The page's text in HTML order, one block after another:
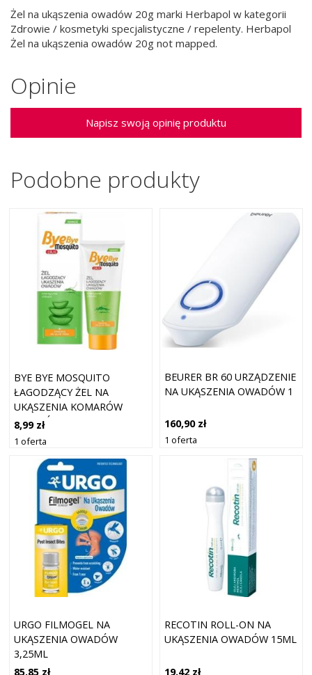
Żel na ukąszenia owadów 20g marki Herbapol w kategorii
Zdrowie / kosmetyki specjalistyczne / repelenty. Herbapol
Żel na ukąszenia owadów 20g not mapped.
Opinie
Napisz swoją opinię produktu
Podobne produkty
BYE BYE MOSQUITO
ŁAGODZĄCY ŻEL NA
UKĄSZENIA KOMARÓW
OWADÓW Z ALOESEM 35ML
8,99 zł
1 oferta
BEURER BR 60 URZĄDZENIE
NA UKĄSZENIA OWADÓW 1
160,90 zł
1 oferta
URGO FILMOGEL NA
UKĄSZENIA OWADÓW
3,25ML
85,85 zł
RECOTIN ROLL-ON NA
UKĄSZENIA OWADÓW 15ML
19,42 zł